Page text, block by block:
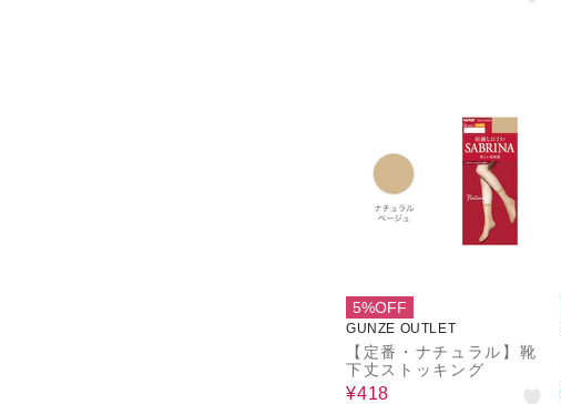
5%OFF
GUNZE OUTLET
【定番・ナチュラル】靴
下丈ストッキング
¥418